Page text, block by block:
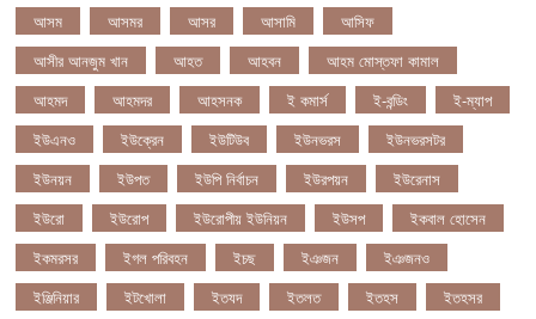
আসম
আসমর আসর আসামি
আসিফ
আসীর আনজুম খান
আহত আহবন
আহম মোস্তফা কামাল
আহমদ
আহমদর আহসনক ই কমার্স ই-বন্ডিং
ই-ম্যাপ
ইউএনও
ইউক্রেন ইউটিউব ইউনভরস
ইউনভরসটর
ইউনয়ন
ইউপত ইউপি নির্বাচন ইউরপয়ন
ইউরেনাস
ইউরো
ইউরোপ ইউরোপীয় ইউনিয়ন ইউসপ
ইকবাল হোসেন
ইকমরসর
ইগল পরিবহন ইচছ ইঞজন
ইঞজনও
ইঞ্জিনিয়ার
ইটখোলা ইতযদ ইতলত ইতহস
ইতহসর